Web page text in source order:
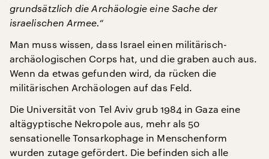
grundsätzlich die Archäologie eine Sache der
israelischen Armee.“
Man muss wissen, dass Israel einen militärisch-
archäologischen Corps hat, und die graben auch aus.
Wenn da etwas gefunden wird, da rücken die
militärischen Archäologen auf das Feld.
Die Universität von Tel Aviv grub 1984 in Gaza eine
altägyptische Nekropole aus, mehr als 50
sensationelle Tonsarkophage in Menschenform
wurden zutage gefördert. Die befinden sich alle